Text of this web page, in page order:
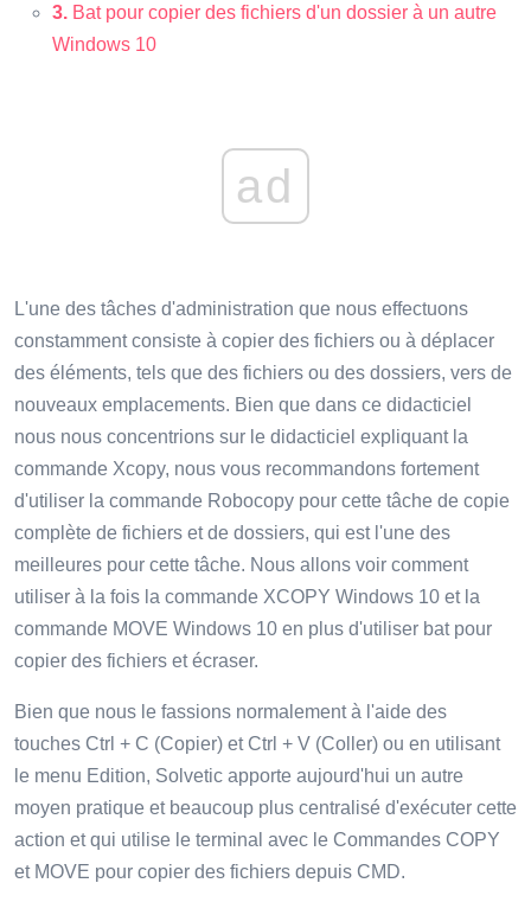
3. Bat pour copier des fichiers d'un dossier à un autre
Windows 10
ad
L'une des tâches d'administration que nous effectuons
constamment consiste à copier des fichiers ou à déplacer
des éléments, tels que des fichiers ou des dossiers, vers de
nouveaux emplacements. Bien que dans ce didacticiel
nous nous concentrions sur le didacticiel expliquant la
commande Xcopy, nous vous recommandons fortement
d'utiliser la commande Robocopy pour cette tâche de copie
complète de fichiers et de dossiers, qui est l'une des
meilleures pour cette tâche. Nous allons voir comment
utiliser à la fois la commande XCOPY Windows 10 et la
commande MOVE Windows 10 en plus d'utiliser bat pour
copier des fichiers et écraser.
Bien que nous le fassions normalement à l'aide des
touches Ctrl + C (Copier) et Ctrl + V (Coller) ou en utilisant
le menu Edition, Solvetic apporte aujourd'hui un autre
moyen pratique et beaucoup plus centralisé d'exécuter cette
action et qui utilise le terminal avec le Commandes COPY
et MOVE pour copier des fichiers depuis CMD.